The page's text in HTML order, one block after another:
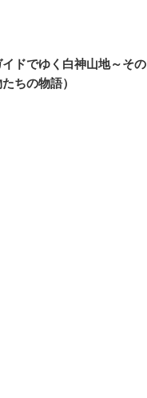
ドでゆく白神山地～その
ちの物語）